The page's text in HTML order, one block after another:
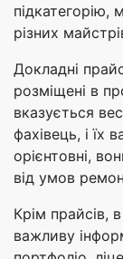
підкатегорію,
різних
Докладні
розміщені в
вказується
фахівець, і їх
орієнтовні,
від умов
Крім прайсів,
важливу